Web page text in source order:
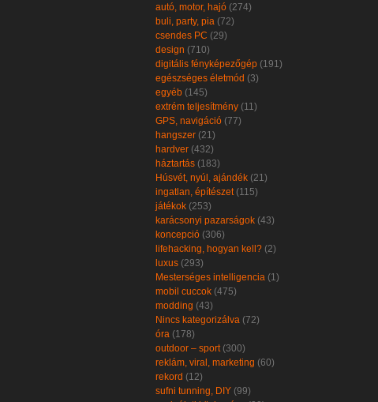
autó, motor, hajó (274)
buli, party, pia (72)
csendes PC (29)
design (710)
digitális fényképezőgép (191)
egészséges életmód (3)
egyéb (145)
extrém teljesítmény (11)
GPS, navigáció (77)
hangszer (21)
hardver (432)
háztartás (183)
Húsvét, nyúl, ajándék (21)
ingatlan, építészet (115)
játékok (253)
karácsonyi pazarságok (43)
koncepció (306)
lifehacking, hogyan kell? (2)
luxus (293)
Mesterséges intelligencia (1)
mobil cuccok (475)
modding (43)
Nincs kategorizálva (72)
óra (178)
outdoor – sport (300)
reklám, viral, marketing (60)
rekord (12)
sufni tunning, DIY (99)